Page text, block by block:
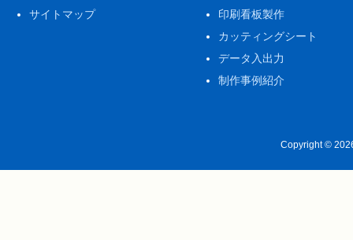
サイトマップ
印刷看板製作
カッティングシート
データ入出力
制作事例紹介
Copyright ©